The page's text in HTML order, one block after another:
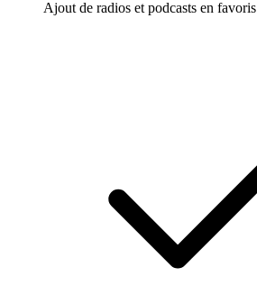
Ajout de radios et podcasts en favoris